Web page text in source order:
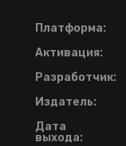
Платформа:
Активация:
Разработчик:
Издатель:
Дата
выхода: